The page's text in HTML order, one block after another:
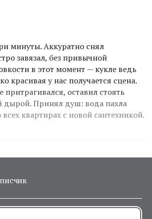
минуты. Аккуратно снял
завязал, без привычной
в этот момент — кукле ведь
красивая у нас получается сцена.
оставил стоять
дырой. Принял душ: вода пахла
квартирах с новой сантехникой.